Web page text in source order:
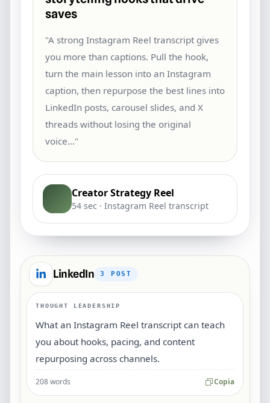
saves
"A strong Instagram Reel transcript gives
you more than captions. Pull the hook,
turn the main lesson into an Instagram
caption, then repurpose the best lines into
LinkedIn posts, carousel slides, and X
threads without losing the original
voice..."
Creator Strategy Reel
54 sec · Instagram Reel transcript
LinkedIn 3 POST
THOUGHT LEADERSHIP
What an Instagram Reel transcript can teach
you about hooks, pacing, and content
repurposing across channels.
208 words Copia